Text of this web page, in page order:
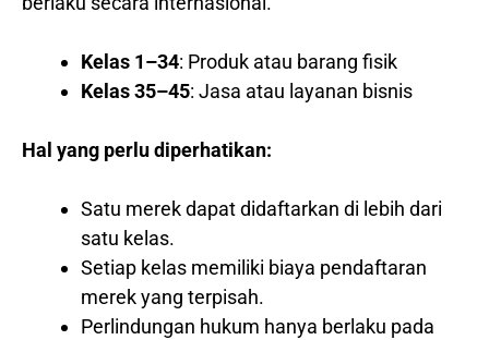
Kelas 1–34: Produk atau barang fisik
Kelas 35–45: Jasa atau layanan bisnis
Hal yang perlu diperhatikan:
Satu merek dapat didaftarkan di lebih dari
satu kelas.
Setiap kelas memiliki biaya pendaftaran
merek yang terpisah.
Perlindungan hukum hanya berlaku pada